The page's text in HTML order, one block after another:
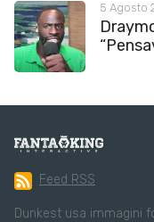
5 Agosto
Feed RSS
Dunkest usa immagini